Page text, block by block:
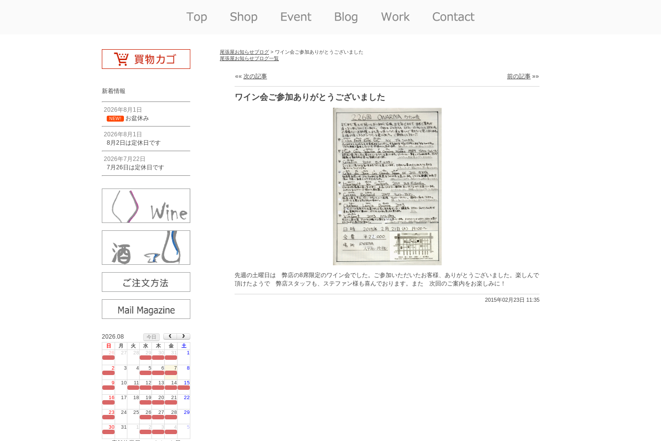
新着情報
2026年8月1日
NEW! お盆休み
2026年8月1日
8月2日は定休日です
2026年7月22日
7月26日は定休日です
2026.08
今日
日
月 火 水 木 金
土
26
27 28 29 30 31 1
2 3 4 5 6 7 8
9 10 11 12 13 14 15
16 17 18 19 20 21 22
23 24 25 26 27 28 29
30 31 1 2 3 4 5
尾張屋お知らせブログ > ワイン会ご参加ありがとうございました
尾張屋お知らせブログ一覧
«« 次の記事 前の記事 »»
ワイン会ご参加ありがとうございました
先週の土曜日は 弊店の8席限定のワイン会でした。ご参加いただいたお客様、ありがとうございました。楽しんで
頂けたようで 弊店スタッフも、ステファン様も喜んでおります。また 次回のご案内をお楽しみに！
2015年02月23日 11:35